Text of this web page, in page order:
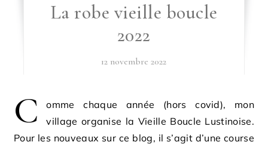
La robe vieille boucle
2022
12 novembre 2022
C
omme chaque année (hors covid), mon
village organise la Vieille Boucle Lustinoise.
Pour les nouveaux sur ce blog, il s’agit d’une course